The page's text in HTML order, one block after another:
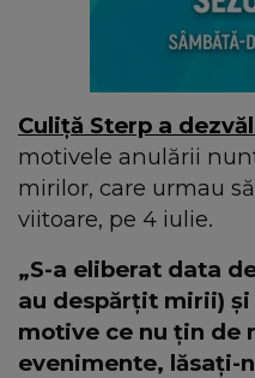
Culiță Sterp a
motivele anulării
mirilor, care urmau
viitoare, pe 4 iulie.
„S-a eliberat data
au despărțit mirii) și
motive ce nu țin de
evenimente, lăsați-